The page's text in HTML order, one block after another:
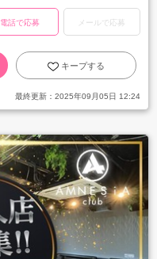
電話で応募 メールで応募
キープする
最終更新： 2025年09月05日 12:24